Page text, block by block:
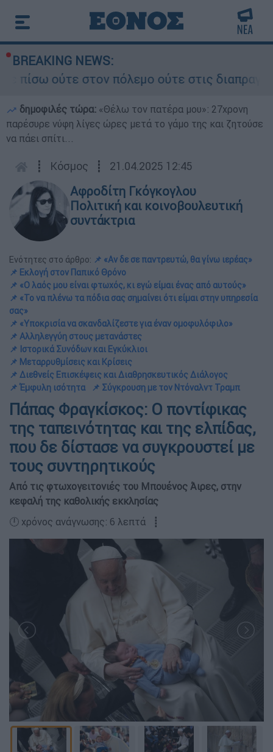
BREAKING NEWS:
στον πόλεμο ούτε στις
δημοφιλές τώρα: «Θέλω τον πατέρα μου»: 27χρονη
παρέσυρε νύφη λίγες ώρες μετά το γάμο της και ζητούσε
να πάει σπίτι...
┋ Κόσμος ┋ 21.04.2025 12:45
Αφροδίτη Γκόγκογλου
Πολιτική και κοινοβουλευτική
συντάκτρια
Ενότητες στο άρθρο: 📌 «Αν δε σε παντρευτώ, θα γίνω ιερέας»
📌 Εκλογή στον Παπικό Θρόνο
📌 «Ο λαός μου είναι φτωχός, κι εγώ είμαι ένας από αυτούς»
📌 «Το να πλένω τα πόδια σας σημαίνει ότι είμαι στην υπηρεσία
σας»
📌 «Υποκρισία να σκανδαλίζεστε για έναν ομοφυλόφιλο»
📌 Αλληλεγγύη στους μετανάστες
📌 Ιστορικά Συνόδων και Εγκύκλιοι
📌 Μεταρρυθμίσεις και Κρίσεις
📌 Διεθνείς Επισκέψεις και Διαθρησκευτικός Διάλογος
📌 Έμφυλη ισότητα
📌 Σύγκρουση με τον Ντόναλντ Τραμπ
Πάπας Φραγκίσκος: Ο ποντίφικας
της ταπεινότητας και της ελπίδας,
που δε δίστασε να συγκρουστεί με
τους συντηρητικούς
Από τις φτωχογειτονιές του Μπουένος Άιρες, στην
κεφαλή της καθολικής εκκλησίας
🕛 χρόνος ανάγνωσης: 6 λεπτά ┋